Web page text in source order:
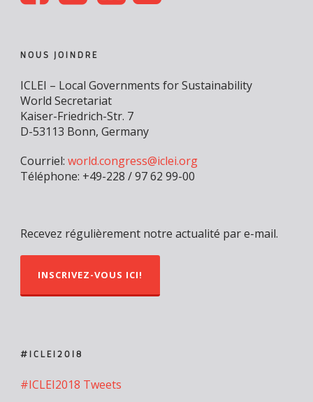
NOUS JOINDRE
ICLEI – Local Governments for Sustainability
World Secretariat
Kaiser-Friedrich-Str. 7
D-53113 Bonn, Germany
Courriel: world.congress@iclei.org
Téléphone: +49-228 / 97 62 99-00
Recevez régulièrement notre actualité par e-mail.
INSCRIVEZ-VOUS ICI!
#ICLEI2018
#ICLEI2018 Tweets